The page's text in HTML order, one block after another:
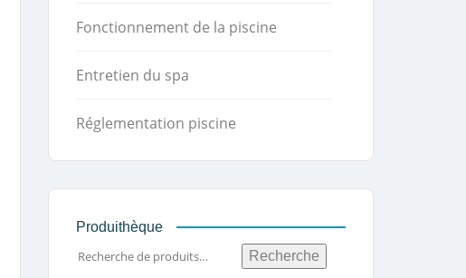
Fonctionnement de la piscine
Entretien du spa
Réglementation piscine
Produithèque
Recherche